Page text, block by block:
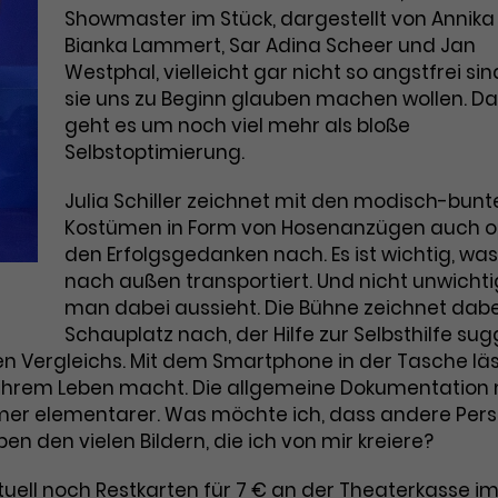
Zugang zu geschützten Bereichen
gewährt.
Name cookie_optin
Laufzeit 1 Monat
Zweck
Enthält die gewählten Tracking-Optin-
Einstellungen.
Laufzeit 2 Jahre
Dieses Cookie wird von Google Analytics
installiert. Das Cookie wird verwendet, um
Besucher*innen-, Sitzungs- und
Kampagnendaten zu berechnen und die
Nutzung der Website für den
Analysebericht der Website zu verfolgen.
Die Cookies speichern Informationen
anonym und weisen eine zufallsgenerierte
Nummer zu, um Besuche zu erkennen.
Name _gid
Anbieter Google Analytics
Diese Gruppe beinhaltet alle Scripte, die es uns
ermöglichen die Leistung unserer Werbekampagnen zu
analysieren und Conversions zu messen. Außerdem
helfen sie uns dabei Werbeanzeigen und Inhalte besser
auf die Interessen unserer Nutzer abzustimmen.
Name
_gcl_au
Anbieter Google Ads
Laufzeit 3 Monate
Zweck
Wird von Google verwendet, um die
Effizienz von Werbeanzeigen zu messen
und Conversions zu speichern. Dieses
Cookie hilft dabei nachzuvollziehen, ob
Nutzer über Google-Anzeigen auf unsere
Website gelangt sind.
Cookie-Informationen
Showmaster im Stück, dargestellt von
Bianka Lammert, Sar Adina Scheer und Jan
Westphal, vielleicht gar nicht so angstfrei
sie uns zu Beginn glauben machen wollen.
geht es um noch viel mehr als bloße
Selbstoptimierung.
Julia Schiller zeichnet mit den modisch-
Kostümen in Form von Hosenanzügen auch
den Erfolgsgedanken nach. Es ist wichtig,
nach außen transportiert. Und nicht
man dabei aussieht. Die Bühne zeichnet
Schauplatz nach, der Hilfe zur Selbsthilfe
Vergleichs. Mit dem Smartphone in der Tasche
Leben macht. Die allgemeine
elementarer. Was möchte ich, dass andere
den vielen Bildern, die ich von mir kreiere?
noch Restkarten für 7 € an der Theaterkasse im